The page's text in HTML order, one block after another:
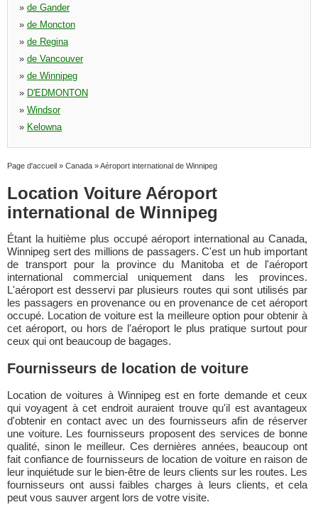
» de Gander
» de Moncton
» de Regina
» de Vancouver
» de Winnipeg
» D'EDMONTON
» Windsor
» Kelowna
Page d'accueil » Canada »Aéroport international de Winnipeg
Location Voiture Aéroport
international de Winnipeg
Étant la huitième plus occupé aéroport international au Canada,
Winnipeg sert des millions de passagers. C'est un hub important
de transport pour la province du Manitoba et de l'aéroport
international commercial uniquement dans les provinces.
L'aéroport est desservi par plusieurs routes qui sont utilisés par
les passagers en provenance ou en provenance de cet aéroport
occupé. Location de voiture est la meilleure option pour obtenir à
cet aéroport, ou hors de l'aéroport le plus pratique surtout pour
ceux qui ont beaucoup de bagages.
Fournisseurs de location de voiture
Location de voitures à Winnipeg est en forte demande et ceux
qui voyagent à cet endroit auraient trouve qu'il est avantageux
d'obtenir en contact avec un des fournisseurs afin de réserver
une voiture. Les fournisseurs proposent des services de bonne
qualité, sinon le meilleur. Ces dernières années, beaucoup ont
fait confiance de fournisseurs de location de voiture en raison de
leur inquiétude sur le bien-être de leurs clients sur les routes. Les
fournisseurs ont aussi faibles charges à leurs clients, et cela
peut vous sauver argent lors de votre visite.